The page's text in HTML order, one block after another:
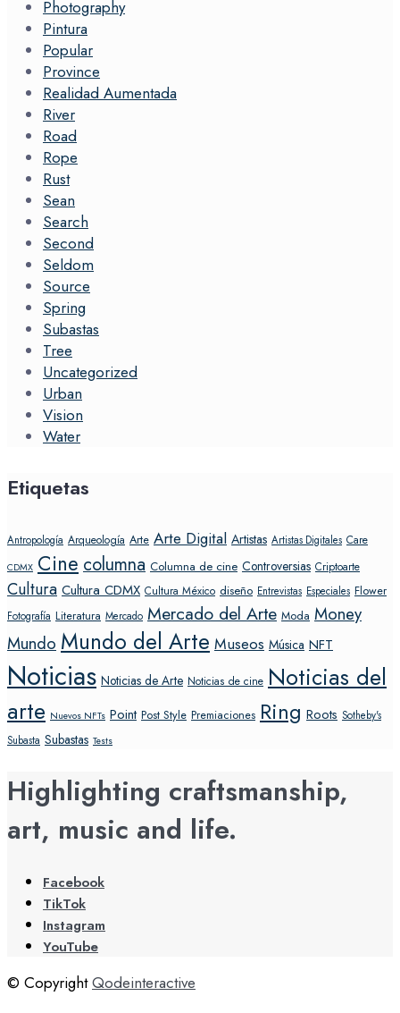
Photography
Pintura
Popular
Province
Realidad Aumentada
River
Road
Rope
Rust
Sean
Search
Second
Seldom
Source
Spring
Subastas
Tree
Uncategorized
Urban
Vision
Water
Etiquetas
Antropología Arqueología Arte Arte Digital Artistas Artistas Digitales Care
CDMX Cine columna Columna de cine Controversias Criptoarte
Cultura Cultura CDMX Cultura México diseño Entrevistas Especiales Flower
Fotografía Literatura Mercado Mercado del Arte Moda Money
Mundo Mundo del Arte Museos Música NFT
Noticias Noticias de Arte Noticias de cine Noticias del
arte Nuevos NFTs Point Post Style Premiaciones Ring Roots Sotheby's
Subasta Subastas Tests
Highlighting craftsmanship,
art, music and life.
Facebook
TikTok
Instagram
YouTube
© CopyrightQodeinteractive